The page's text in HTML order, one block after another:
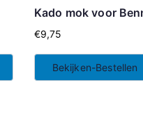
Kado mok voor
€9,75
Bekijken-Bestellen